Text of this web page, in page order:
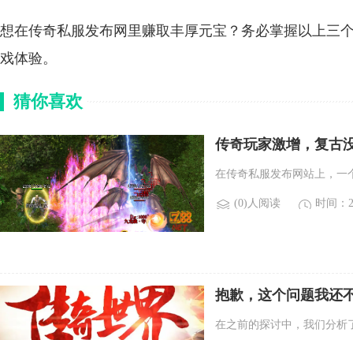
想在传奇私服发布网里赚取丰厚元宝？务必掌握以上三
戏体验。
猜你喜欢
传奇玩家激增，复古
在传奇私服发布网站上，一
(0)人阅读 时间：
抱歉，这个问题我还
在之前的探讨中，我们分析